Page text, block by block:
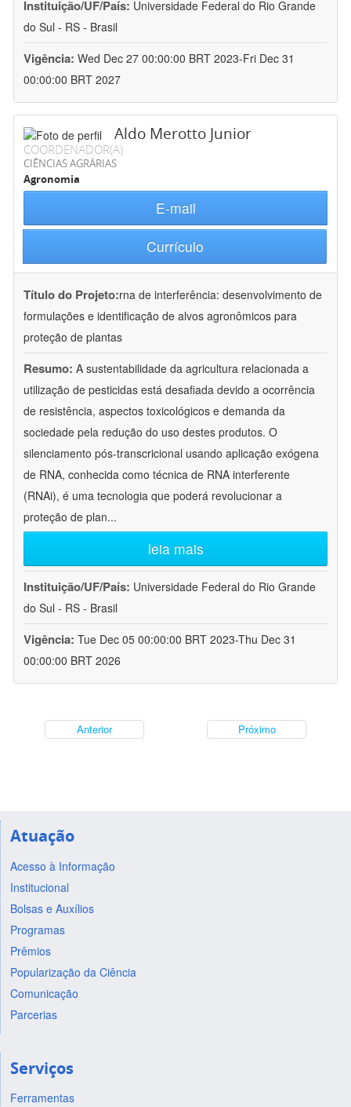
Instituição/UF/País: Universidade Federal do Rio Grande
do Sul - RS - Brasil
Vigência: Wed Dec 27 00:00:00 BRT 2023-Fri Dec 31
00:00:00 BRT 2027
Aldo Merotto Junior
COORDENADOR(A)
CIÊNCIAS AGRÁRIAS
Agronomia
E-mail
Currículo
Título do Projeto:rna de interferência: desenvolvimento de
formulações e identificação de alvos agronômicos para
proteção de plantas
Resumo: A sustentabilidade da agricultura relacionada a
utilização de pesticidas está desafiada devido a ocorrência
de resistência, aspectos toxicológicos e demanda da
sociedade pela redução do uso destes produtos. O
silenciamento pós-transcricional usando aplicação exógena
de RNA, conhecida como técnica de RNA interferente
(RNAi), é uma tecnologia que poderá revolucionar a
proteção de plan...
leia mais
Instituição/UF/País: Universidade Federal do Rio Grande
do Sul - RS - Brasil
Vigência: Tue Dec 05 00:00:00 BRT 2023-Thu Dec 31
00:00:00 BRT 2026
Anterior Próximo
Atuação
Acesso à Informação
Institucional
Bolsas e Auxílios
Programas
Prêmios
Popularização da Ciência
Comunicação
Parcerias
Serviços
Ferramentas